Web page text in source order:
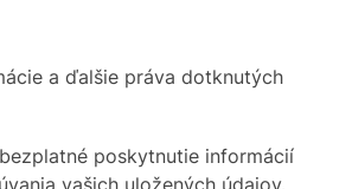
a ďalšie práva dotknutých
poskytnutie informácií